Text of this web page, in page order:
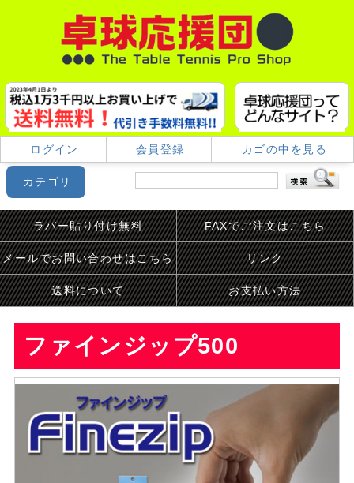
ログイン 会員登録 カゴの中を見る
ラバー貼り付け無料 FAXでご注文はこちら
メールでお問い合わせはこちら リンク
送料について お支払い方法
ファインジップ500
カテゴリ